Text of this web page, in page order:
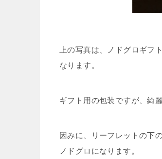
上の写真は、ノドグロギ
なります。
ギフト用の包装ですが、綺
因みに、リーフレットの下
ノドグロになります。